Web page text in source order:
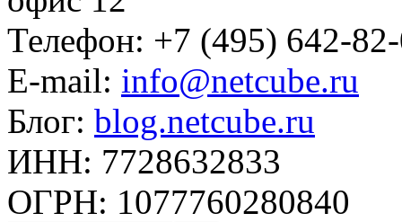
Телефон: +7 (495) 642-
E-mail: info@netcube.ru
Блог: blog.netcube.ru
ИНН: 7728632833
ОГРН: 1077760280840